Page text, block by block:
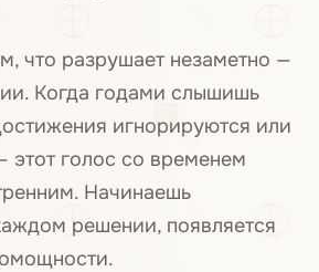
что разрушает незаметно —
Когда годами слышишь
игнорируются или
этот голос со временем
Начинаешь
решении, появляется